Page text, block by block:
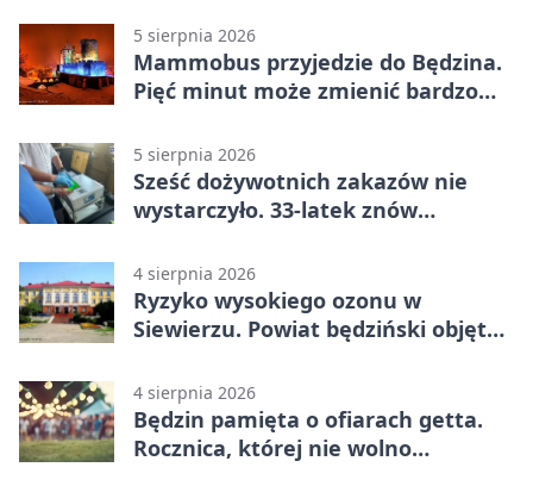
5 sierpnia 2026
Mammobus przyjedzie do Będzina.
Pięć minut może zmienić bardzo
5 sierpnia 2026
Sześć dożywotnich zakazów nie
wystarczyło. 33-latek znów
4 sierpnia 2026
Ryzyko wysokiego ozonu w
Siewierzu. Powiat będziński objęty
4 sierpnia 2026
Będzin pamięta o ofiarach getta.
Rocznica, której nie wolno